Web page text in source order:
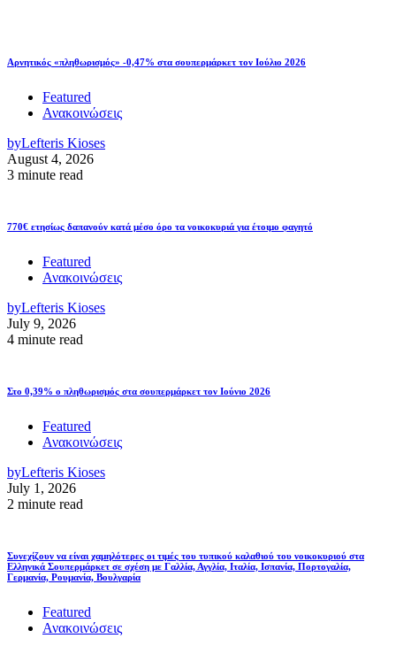
Αρνητικός «πληθωρισμός» -0,47% στα σουπερμάρκετ τον Ιούλιο 2026
Featured
Ανακοινώσεις
byLefteris Kioses
August 4, 2026
3 minute read
770€ ετησίως δαπανούν κατά μέσο όρο τα νοικοκυριά για έτοιμο φαγητό
Featured
Ανακοινώσεις
byLefteris Kioses
July 9, 2026
4 minute read
Στο 0,39% ο πληθωρισμός στα σουπερμάρκετ τον Ιούνιο 2026
Featured
Ανακοινώσεις
byLefteris Kioses
July 1, 2026
2 minute read
Συνεχίζουν να είναι χαμηλότερες οι τιμές του τυπικού καλαθιού του νοικοκυριού στα
Ελληνικά Σουπερμάρκετ σε σχέση με Γαλλία, Αγγλία, Ιταλία, Ισπανία, Πορτογαλία,
Γερμανία, Ρουμανία, Βουλγαρία
Featured
Ανακοινώσεις